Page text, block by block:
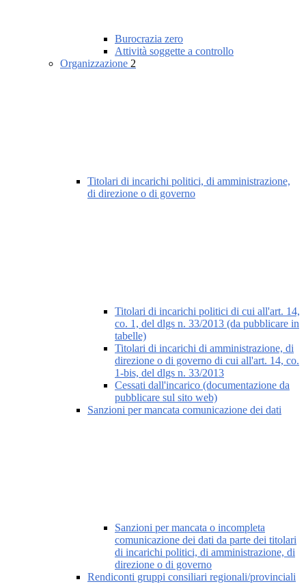
Burocrazia zero
Attività soggette a controllo
Organizzazione 2
Titolari di incarichi politici, di amministrazione,
di direzione o di governo
Titolari di incarichi politici di cui all'art. 14,
co. 1, del dlgs n. 33/2013 (da pubblicare in
tabelle)
Titolari di incarichi di amministrazione, di
direzione o di governo di cui all'art. 14, co.
1-bis, del dlgs n. 33/2013
Cessati dall'incarico (documentazione da
pubblicare sul sito web)
Sanzioni per mancata comunicazione dei dati
Sanzioni per mancata o incompleta
comunicazione dei dati da parte dei titolari
di incarichi politici, di amministrazione, di
direzione o di governo
Rendiconti gruppi consiliari regionali/provinciali